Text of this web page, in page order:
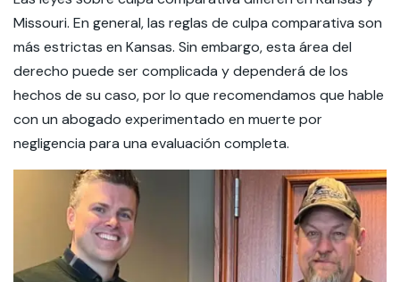
Missouri. En general, las reglas de culpa comparativa son
más estrictas en Kansas. Sin embargo, esta área del
derecho puede ser complicada y dependerá de los
hechos de su caso, por lo que recomendamos que hable
con un abogado experimentado en muerte por
negligencia para una evaluación completa.